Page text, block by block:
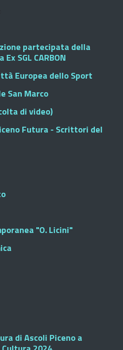
partecipata della
SGL CARBON
Europea dello Sport
San Marco
di video)
Futura - Scrittori del
"O. Licini"
di Ascoli Piceno a